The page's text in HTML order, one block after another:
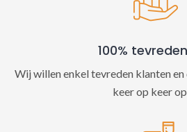
100%
Wij willen enkel tevreden klanten
keer op keer